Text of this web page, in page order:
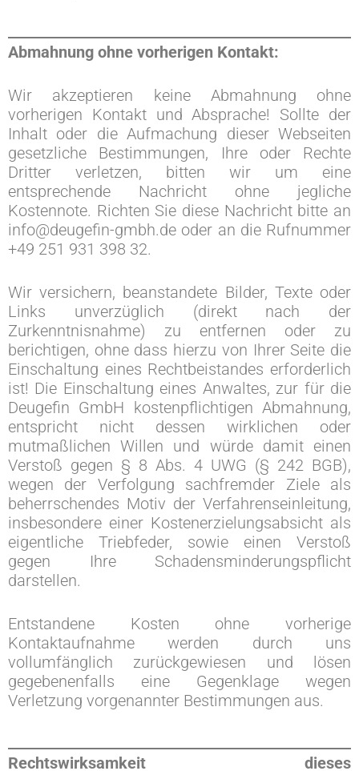
Abmahnung ohne vorherigen Kontakt:
Wir akzeptieren keine Abmahnung ohne
vorherigen Kontakt und Absprache! Sollte der
Inhalt oder die Aufmachung dieser Webseiten
gesetzliche Bestimmungen, Ihre oder Rechte
Dritter verletzen, bitten wir um eine
entsprechende Nachricht ohne jegliche
Kostennote. Richten Sie diese Nachricht bitte an
info@deugefin-gmbh.de oder an die Rufnummer
+49 251 931 398 32.
Wir versichern, beanstandete Bilder, Texte oder
Links unverzüglich (direkt nach der
Zurkenntnisnahme) zu entfernen oder zu
berichtigen, ohne dass hierzu von Ihrer Seite die
Einschaltung eines Rechtbeistandes erforderlich
ist! Die Einschaltung eines Anwaltes, zur für die
Deugefin GmbH kostenpflichtigen Abmahnung,
entspricht nicht dessen wirklichen oder
mutmaßlichen Willen und würde damit einen
Verstoß gegen § 8 Abs. 4 UWG (§ 242 BGB),
wegen der Verfolgung sachfremder Ziele als
beherrschendes Motiv der Verfahrenseinleitung,
insbesondere einer Kostenerzielungsabsicht als
eigentliche Triebfeder, sowie einen Verstoß
gegen Ihre Schadensminderungspflicht
darstellen.
Entstandene Kosten ohne vorherige
Kontaktaufnahme werden durch uns
vollumfänglich zurückgewiesen und lösen
gegebenenfalls eine Gegenklage wegen
Verletzung vorgenannter Bestimmungen aus.
Rechtswirksamkeit dieses